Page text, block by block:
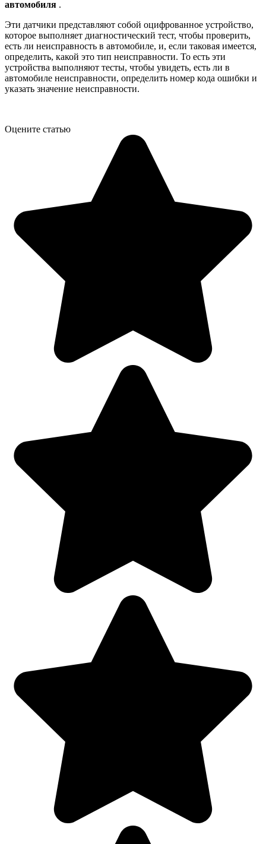
автомобиля .
Эти датчики представляют собой оцифрованное устройство,
которое выполняет диагностический тест, чтобы проверить,
есть ли неисправность в автомобиле, и, если таковая имеется,
определить, какой это тип неисправности. То есть эти
устройства выполняют тесты, чтобы увидеть, есть ли в
автомобиле неисправности, определить номер кода ошибки и
указать значение неисправности.
Оцените статью